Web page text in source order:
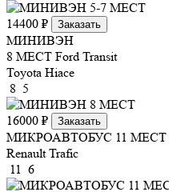
14400 ₽ Заказать
МИНИВЭН
8 МЕСТ Ford Transit
Toyota Hiace
8 5
16000 ₽ Заказать
МИКРОАВТОБУС 11 МЕСТ
Renault Trafic
11 6